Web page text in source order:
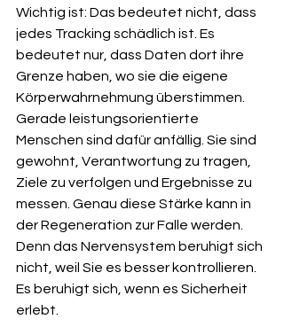
Wichtig ist: Das bedeutet nicht, dass
jedes Tracking schädlich ist. Es
bedeutet nur, dass Daten dort ihre
Grenze haben, wo sie die eigene
Körperwahrnehmung überstimmen.
Gerade leistungsorientierte
Menschen sind dafür anfällig. Sie sind
gewohnt, Verantwortung zu tragen,
Ziele zu verfolgen und Ergebnisse zu
messen. Genau diese Stärke kann in
der Regeneration zur Falle werden.
Denn das Nervensystem beruhigt sich
nicht, weil Sie es besser kontrollieren.
Es beruhigt sich, wenn es Sicherheit
erlebt.